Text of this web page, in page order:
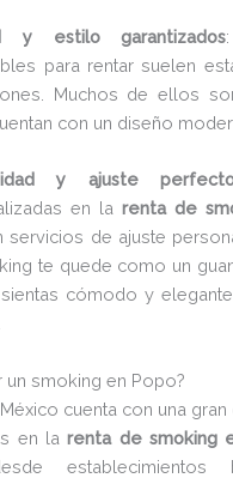
y estilo garantizados
para rentar suelen
Muchos de ellos
con un diseño
y ajuste
en la renta de
servicios de ajuste
te quede como un
cómodo y
un smoking en Popo?
cuenta con una
en larenta de smoking
establecimientos